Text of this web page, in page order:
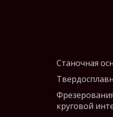
Станочная
круговой